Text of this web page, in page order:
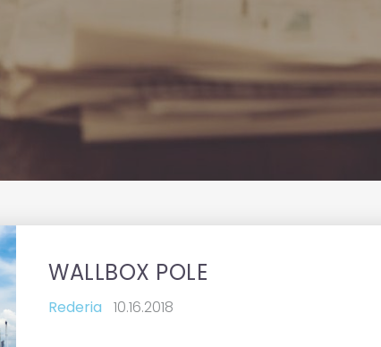
WALLBOX POLE
Rederia 10.16.2018